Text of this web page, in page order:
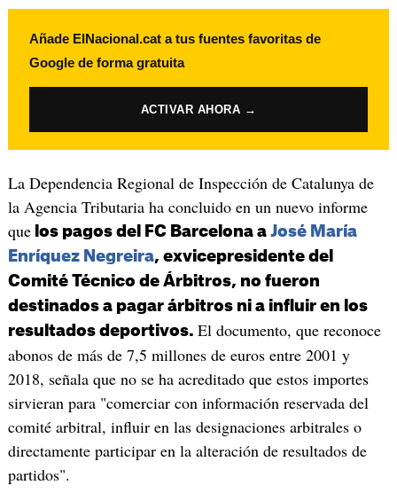
Añade ElNacional.cat a tus fuentes favoritas de
Google de forma gratuita
ACTIVAR AHORA →
La Dependencia Regional de Inspección de Catalunya de
la Agencia Tributaria ha concluido en un nuevo informe
quelos pagos del FC Barcelona a José María
Enríquez Negreira, exvicepresidente del
Comité Técnico de Árbitros, no fueron
destinados a pagar árbitros ni a influir en los
resultados deportivos. El documento, que reconoce
abonos de más de 7,5 millones de euros entre 2001 y
2018, señala que no se ha acreditado que estos importes
sirvieran para "comerciar con información reservada del
comité arbitral, influir en las designaciones arbitrales o
directamente participar en la alteración de resultados de
partidos".